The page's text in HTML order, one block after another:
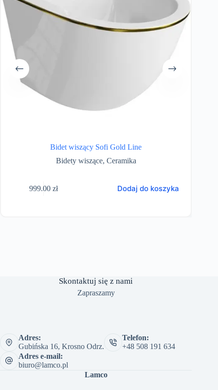
Bidet wiszący Sofi Gold Line
Bidety wiszące, Ceramika
999.00zł Dodaj do koszyka
Skontaktuj się z nami
Zapraszamy
Adres:
Gubińska 16, Krosno Odrz.
Telefon:
+48 508 191 634
Adres e-mail:
biuro@lamco.pl
Lamco